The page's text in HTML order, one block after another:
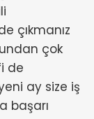
çıkmanız
çok
de
ay size iş
başarı